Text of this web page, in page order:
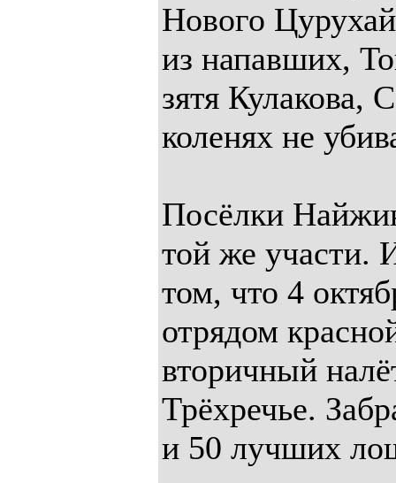
Нового
из напавших,
зятя Кулакова,
коленях не
Посёлки
той же участи.
том, что 4
отрядом
вторичный
Трёхречье.
и 50 лучших